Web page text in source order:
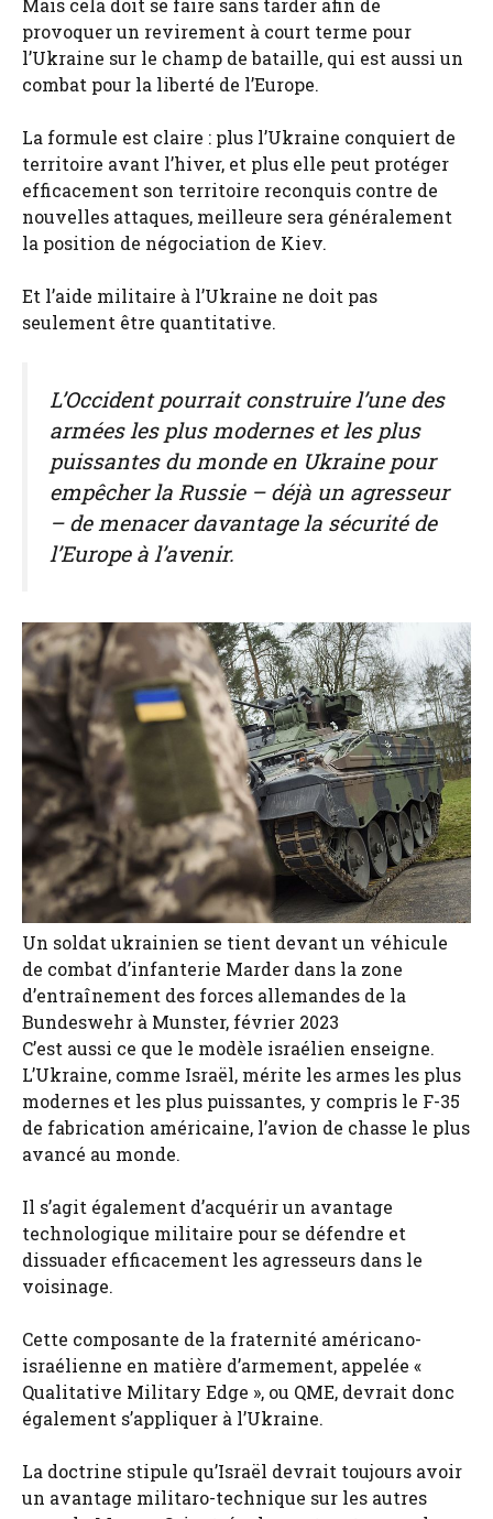
provoquer un revirement à court terme pour
l’Ukraine sur le champ de bataille, qui est aussi un
combat pour la liberté de l’Europe.
La formule est claire : plus l’Ukraine conquiert de
territoire avant l’hiver, et plus elle peut protéger
efficacement son territoire reconquis contre de
nouvelles attaques, meilleure sera généralement
la position de négociation de Kiev.
Et l’aide militaire à l’Ukraine ne doit pas
seulement être quantitative.
L’Occident pourrait construire l’une des
armées les plus modernes et les plus
puissantes du monde en Ukraine pour
empêcher la Russie – déjà un agresseur
– de menacer davantage la sécurité de
l’Europe à l’avenir.
Un soldat ukrainien se tient devant un véhicule
de combat d’infanterie Marder dans la zone
d’entraînement des forces allemandes de la
Bundeswehr à Munster, février 2023
C’est aussi ce que le modèle israélien enseigne.
L’Ukraine, comme Israël, mérite les armes les plus
modernes et les plus puissantes, y compris le F-35
de fabrication américaine, l’avion de chasse le plus
avancé au monde.
Il s’agit également d’acquérir un avantage
technologique militaire pour se défendre et
dissuader efficacement les agresseurs dans le
voisinage.
Cette composante de la fraternité américano-
israélienne en matière d’armement, appelée «
Qualitative Military Edge », ou QME, devrait donc
également s’appliquer à l’Ukraine.
La doctrine stipule qu’Israël devrait toujours avoir
un avantage militaro-technique sur les autres